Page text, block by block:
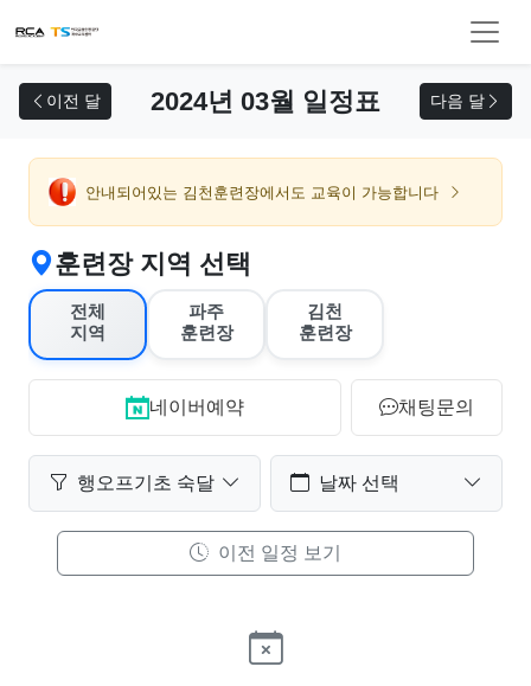
이전 달 2024년 03월 일정표 다음 달
안내되어있는 김천훈련장에서도 교육이 가능합니다
훈련장 지역 선택
전체
지역
파주
훈련장
김천
훈련장
네이버예약 채팅문의
행오프기초 숙달 날짜 선택
이전 일정 보기